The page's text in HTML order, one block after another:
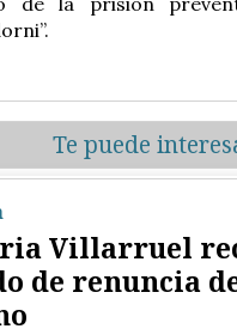
Te puede
Villarruel
de renuncia